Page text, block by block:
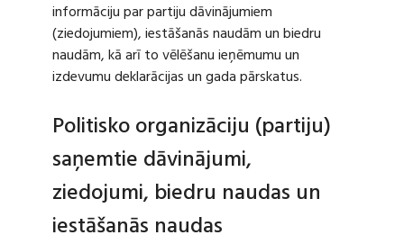
informāciju par partiju dāvinājumiem
(ziedojumiem), iestāšanās naudām un biedru
naudām, kā arī to vēlēšanu ieņēmumu un
izdevumu deklarācijas un gada pārskatus.
Politisko organizāciju (partiju)
saņemtie dāvinājumi,
ziedojumi, biedru naudas un
iestāšanās naudas